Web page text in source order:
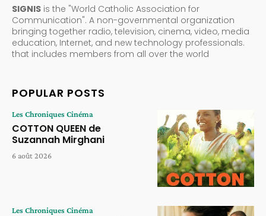
SIGNIS is the "World Catholic Association for
Communication". A non-governmental organization
bringing together radio, television, cinema, video, media
education, Internet, and new technology professionals.
that includes members from all over the world
POPULAR POSTS
Les Chroniques Cinéma
COTTON QUEEN de
Suzannah Mirghani
6 août 2026
Les Chroniques Cinéma